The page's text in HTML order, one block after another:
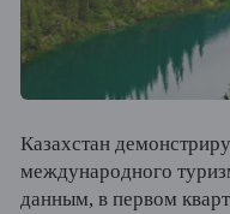
Казахстан
международного
данным, в первом